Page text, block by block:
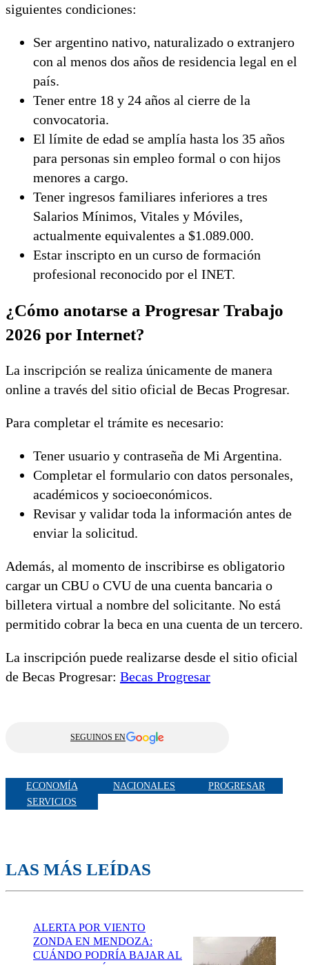
siguientes condiciones:
Ser argentino nativo, naturalizado o extranjero
con al menos dos años de residencia legal en el
país.
Tener entre 18 y 24 años al cierre de la
convocatoria.
El límite de edad se amplía hasta los 35 años
para personas sin empleo formal o con hijos
menores a cargo.
Tener ingresos familiares inferiores a tres
Salarios Mínimos, Vitales y Móviles,
actualmente equivalentes a $1.089.000.
Estar inscripto en un curso de formación
profesional reconocido por el INET.
¿Cómo anotarse a Progresar Trabajo
2026 por Internet?
La inscripción se realiza únicamente de manera
online a través del sitio oficial de Becas Progresar.
Para completar el trámite es necesario:
Tener usuario y contraseña de Mi Argentina.
Completar el formulario con datos personales,
académicos y socioeconómicos.
Revisar y validar toda la información antes de
enviar la solicitud.
Además, al momento de inscribirse es obligatorio
cargar un CBU o CVU de una cuenta bancaria o
billetera virtual a nombre del solicitante. No está
permitido cobrar la beca en una cuenta de un tercero.
La inscripción puede realizarse desde el sitio oficial
de Becas Progresar: Becas Progresar
SEGUINOS EN
ECONOMÍA NACIONALES
PROGRESAR
SERVICIOS
LAS MÁS LEÍDAS
ALERTA POR VIENTO
ZONDA EN MENDOZA:
CUÁNDO PODRÍA BAJAR AL